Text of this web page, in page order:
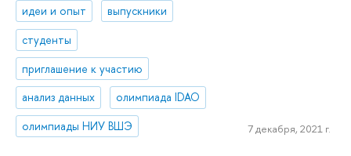
идеи и опыт
выпускники
студенты
приглашение к участию
анализ данных
олимпиада IDAO
олимпиады НИУ ВШЭ
7 декабря, 2021 г.